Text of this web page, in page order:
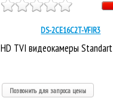
DS-2CE16C2T-VFIR3
HD TVI видеокамеры Standart
Позвонить для запроса цены